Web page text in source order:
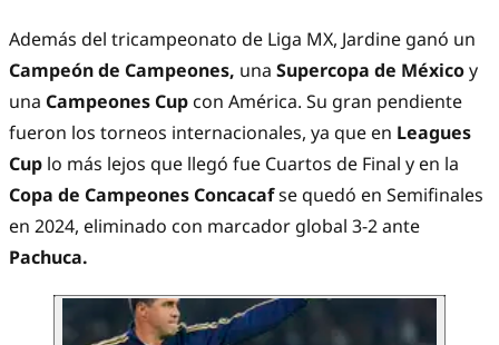
Además del tricampeonato de Liga MX, Jardine ganó un
Campeón de Campeones, una Supercopa de Méxicoy
una Campeones Cup con América. Su gran pendiente
fueron los torneos internacionales, ya que en Leagues
Cup lo más lejos que llegó fue Cuartos de Final y en la
Copa de Campeones Concacafse quedó en Semifinales
en 2024, eliminado con marcador global 3-2 ante
Pachuca.